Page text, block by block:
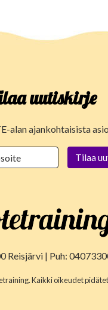
uutiskirje
alan ajankohtaisista
Reisjärvi | Puh:
Kaikki oikeudet